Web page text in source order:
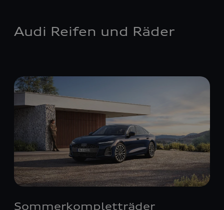
Audi Reifen und Räder
Sommerkompletträder